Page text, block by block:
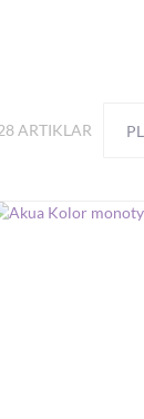
ARTIKLAR